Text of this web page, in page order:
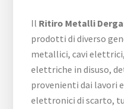
Il Ritiro Metalli
prodotti di diverso
metallici, cavi
elettriche in disuso,
provenienti dai lavori
elettronici di scarto,